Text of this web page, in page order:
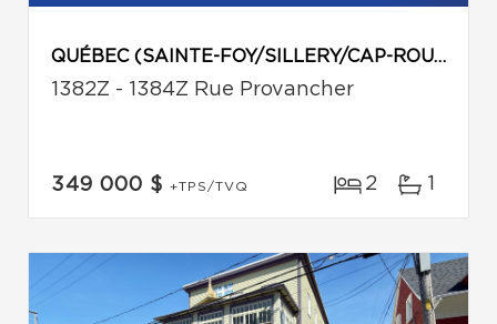
QUÉBEC (SAINTE-FOY/SILLERY/CAP-ROUGE)
1382Z - 1384Z Rue Provancher
349 000 $ +TPS/TVQ 2 1